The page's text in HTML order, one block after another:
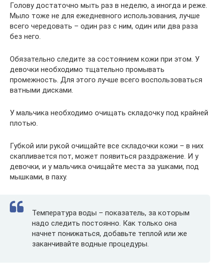
Голову достаточно мыть раз в неделю, а иногда и реже.
Мыло тоже не для ежедневного использования, лучше
всего чередовать – один раз с ним, один или два раза
без него.
Обязательно следите за состоянием кожи при этом. У
девочки необходимо тщательно промывать
промежность. Для этого лучше всего воспользоваться
ватными дисками.
У мальчика необходимо очищать складочку под крайней
плотью.
Губкой или рукой очищайте все складочки кожи – в них
скапливается пот, может появиться раздражение. И у
девочки, и у мальчика очищайте места за ушками, под
мышками, в паху.
Температура воды – показатель, за которым
надо следить постоянно. Как только она
начнет понижаться, добавьте теплой или же
заканчивайте водные процедуры.